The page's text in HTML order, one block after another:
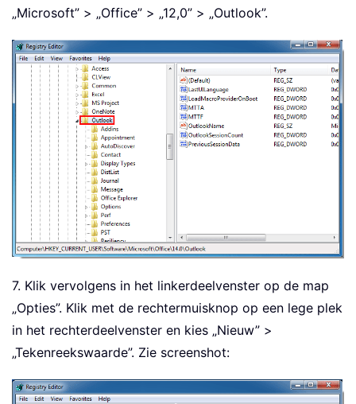
„Microsoft” > „Office” > „12,0” > „Outlook”.
7. Klik vervolgens in het linkerdeelvenster op de map
„Opties”. Klik met de rechtermuisknop op een lege plek
in het rechterdeelvenster en kies „Nieuw” >
„Tekenreekswaarde”. Zie screenshot: